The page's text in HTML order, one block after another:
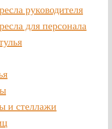
руководителя
для персонала
и стеллажи